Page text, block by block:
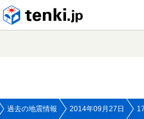
過去の地震情報 2014年09月27日